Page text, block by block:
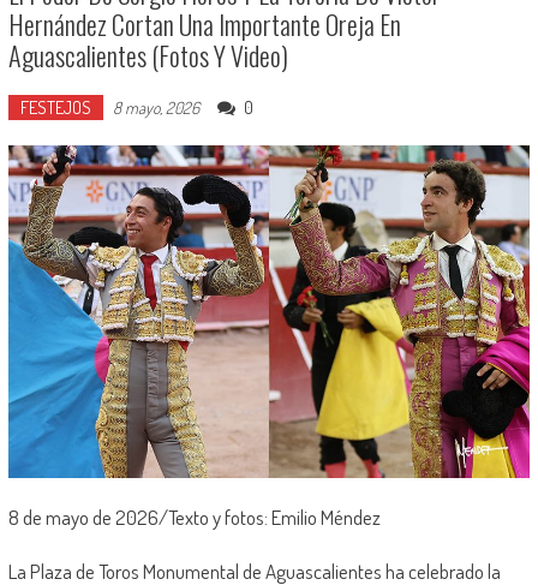
Hernández Cortan Una Importante Oreja En
Aguascalientes (Fotos Y Video)
FESTEJOS 8 mayo, 2026 0
8 de mayo de 2026/Texto y fotos: Emilio Méndez
La Plaza de Toros Monumental de Aguascalientes ha celebrado la